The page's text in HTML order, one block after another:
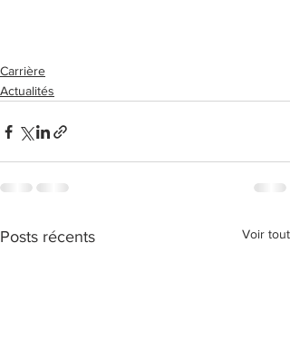
Carrière
Actualités
Posts récents Voir tout